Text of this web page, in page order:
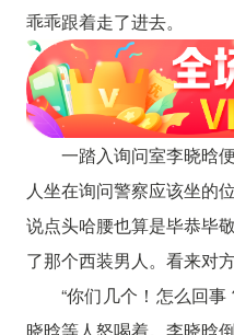
乖乖跟着走了进去。
一踏入询问室李晓晗
人坐在询问警察应该坐的
说点头哈腰也算是毕恭毕
了那个西装男人。看来对
“你们几个！怎么回
晓晗等人怒喝着。李晓晗